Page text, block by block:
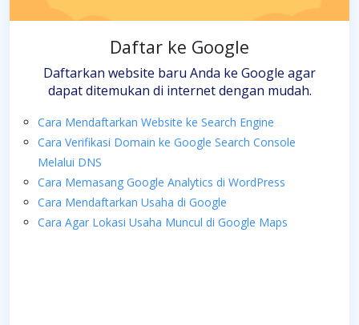
Daftar ke Google
Daftarkan website baru Anda ke Google agar
dapat ditemukan di internet dengan mudah.
Cara Mendaftarkan Website ke Search Engine
Cara Verifikasi Domain ke Google Search Console
Melalui DNS
Cara Memasang Google Analytics di WordPress
Cara Mendaftarkan Usaha di Google
Cara Agar Lokasi Usaha Muncul di Google Maps